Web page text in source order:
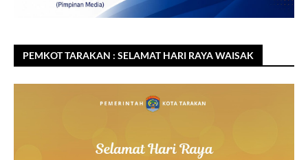
PEMKOT TARAKAN : SELAMAT HARI RAYA WAISAK